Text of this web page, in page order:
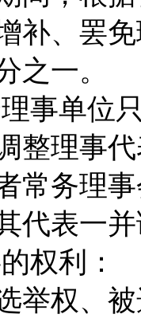
补、罢
之一。
事单位
整理事
常务理
代表一
权利：
举权、